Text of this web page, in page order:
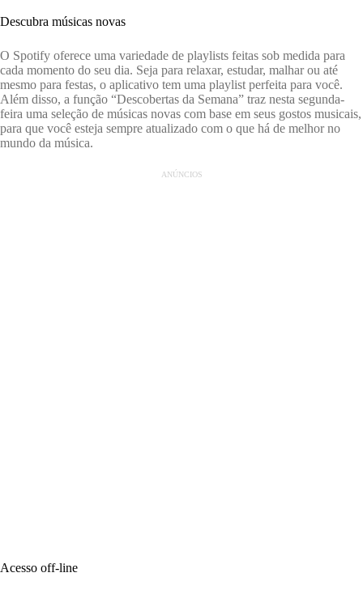
Descubra músicas novas
O Spotify oferece uma variedade de playlists feitas sob medida para
cada momento do seu dia. Seja para relaxar, estudar, malhar ou até
mesmo para festas, o aplicativo tem uma playlist perfeita para você.
Além disso, a função “Descobertas da Semana” traz nesta segunda-
feira uma seleção de músicas novas com base em seus gostos musicais,
para que você esteja sempre atualizado com o que há de melhor no
mundo da música.
ANÚNCIOS
Acesso off-line